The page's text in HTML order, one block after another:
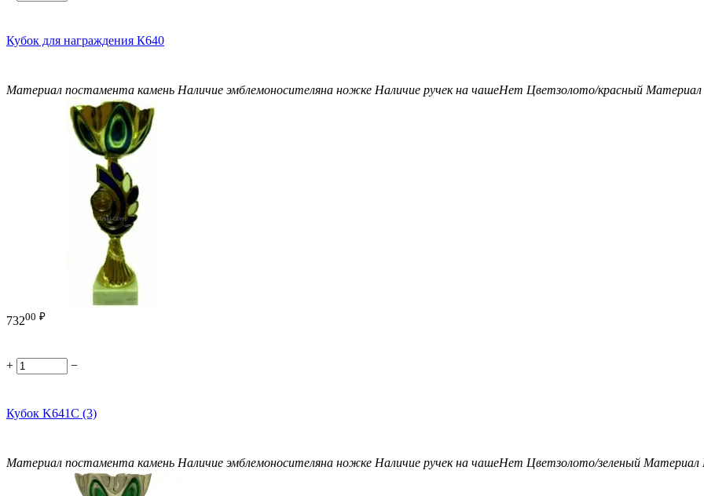
Кубок для награждения К640
Материал постамента камень Наличие эмблемоносителяна ножке Наличие ручек на чашеНет Цветзолото/красный Материал
73200 ₽
+ −
Кубок K641C (3)
Материал постамента камень Наличие эмблемоносителяна ножке Наличие ручек на чашеНет Цветзолото/зеленый Материал